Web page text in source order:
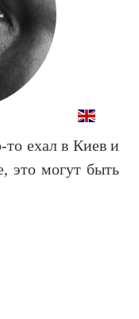
ехал в Киев и
это могут быть